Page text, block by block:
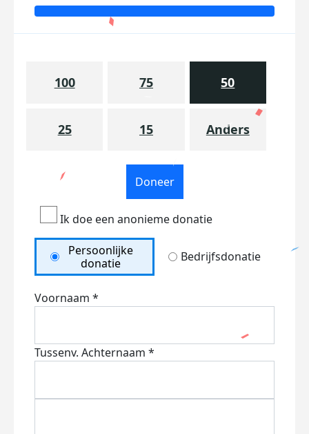
100 75 50
25 15 Anders
Doneer
Ik doe een anonieme donatie
Persoonlijke
donatie
Bedrijfsdonatie
Voornaam *
Tussenv. Achternaam *